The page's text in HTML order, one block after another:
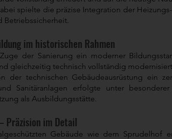
spielte die präzise Integration der
Betriebssicherheit.
im historischen Rahmen
der Sanierung ein moderner
gleichzeitig technisch vollständig
der technischen Gebäudeausrüstung ein
Sanitäranlagen erfolgte unter
als Ausbildungsstätte.
Präzision im Detail
Gebäude wie dem Sprudelhof